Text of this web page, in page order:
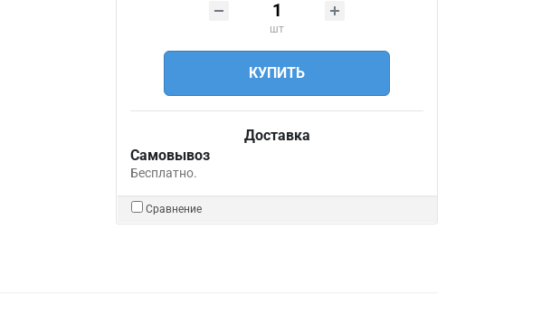
шт
КУПИТЬ
Доставка
Самовывоз
Бесплатно.
Сравнение